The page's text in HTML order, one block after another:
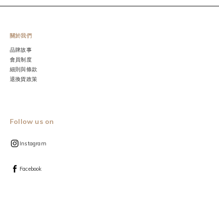
關於我們
品牌故事
會員制度
細則與條款
退換貨政策
Follow us on
Instagram
Facebook